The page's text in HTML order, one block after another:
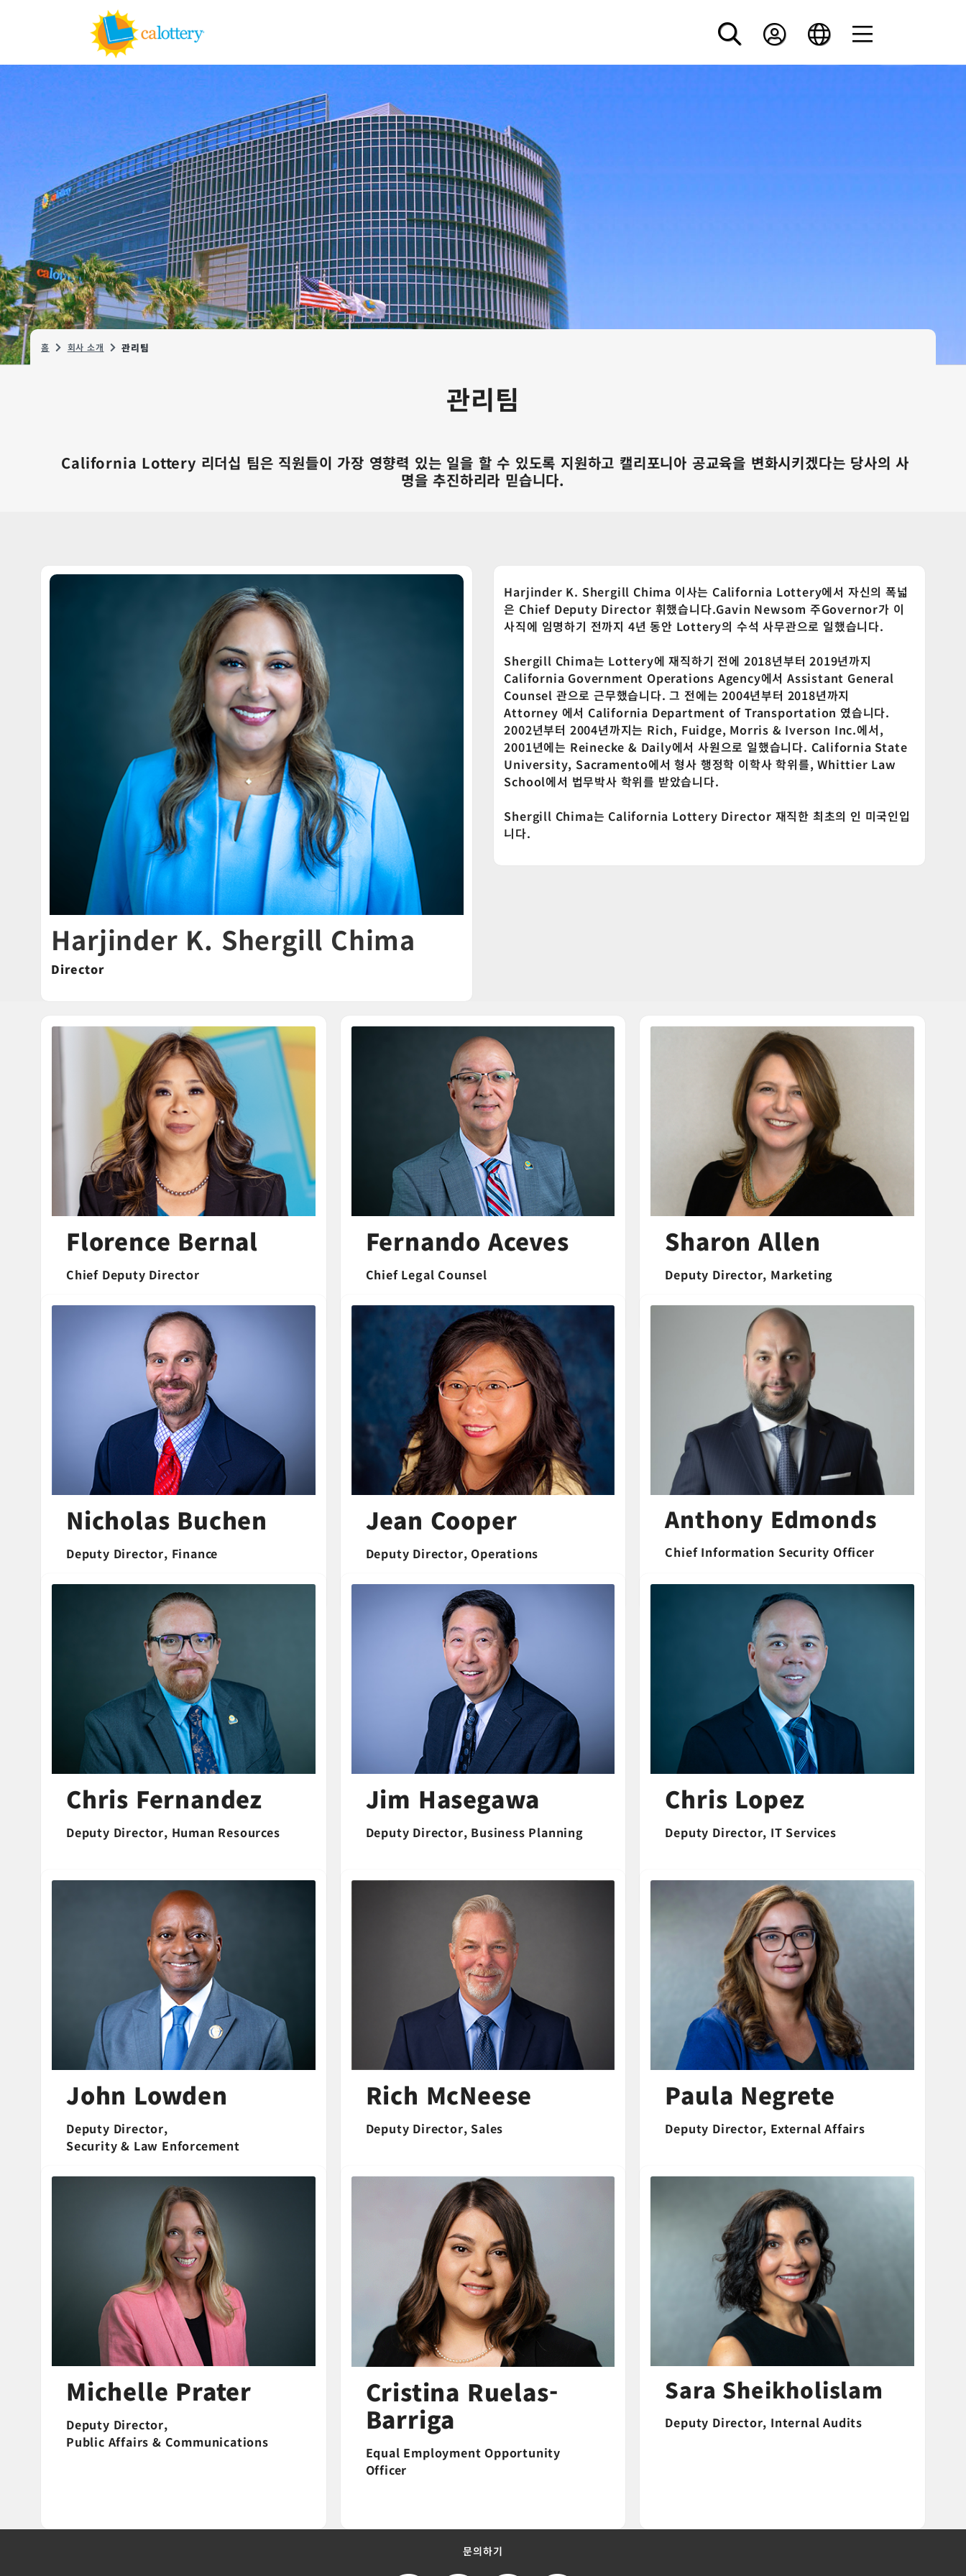
홈 회사 소개 관리팀
관리팀
California Lottery 리더십 팀은 직원들이 가장 영향력 있는 일을 할 수 있도록 지원하고 캘리포니아 공교육을 변화시키겠다는 당사의 사
명을 추진하리라 믿습니다.
Harjinder K. Shergill Chima
Director
Harjinder K. Shergill Chima 이사는 California Lottery에서 자신의 폭넓
은 Chief Deputy Director 휘했습니다.Gavin Newsom 주Governor가 이
사직에 임명하기 전까지 4년 동안 Lottery의 수석 사무관으로 일했습니다.
Shergill Chima는 Lottery에 재직하기 전에 2018년부터 2019년까지
California Government Operations Agency에서 Assistant General
Counsel 관으로 근무했습니다. 그 전에는 2004년부터 2018년까지
Attorney 에서 California Department of Transportation 였습니다.
2002년부터 2004년까지는 Rich, Fuidge, Morris & Iverson Inc.에서,
2001년에는 Reinecke & Daily에서 사원으로 일했습니다. California State
University, Sacramento에서 형사 행정학 이학사 학위를, Whittier Law
School에서 법무박사 학위를 받았습니다.
Shergill Chima는 California Lottery Director 재직한 최초의 인 미국인입
니다.
Florence Bernal
Chief Deputy Director
Fernando Aceves
Chief Legal Counsel
Sharon Allen
Deputy Director, Marketing
Nicholas Buchen
Deputy Director, Finance
Jean Cooper
Deputy Director, Operations
Anthony Edmonds
Chief Information Security Officer
Chris Fernandez
Deputy Director, Human Resources
Jim Hasegawa
Deputy Director, Business Planning
Chris Lopez
Deputy Director, IT Services
John Lowden
Deputy Director,
Security & Law Enforcement
Rich McNeese
Deputy Director, Sales
Paula Negrete
Deputy Director, External Affairs
Michelle Prater
Deputy Director,
Public Affairs & Communications
Cristina Ruelas-
Barriga
Equal Employment Opportunity
Officer
Sara Sheikholislam
Deputy Director, Internal Audits
문의하기